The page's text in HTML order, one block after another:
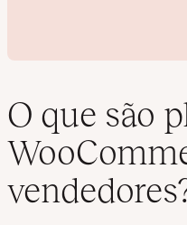
O que são